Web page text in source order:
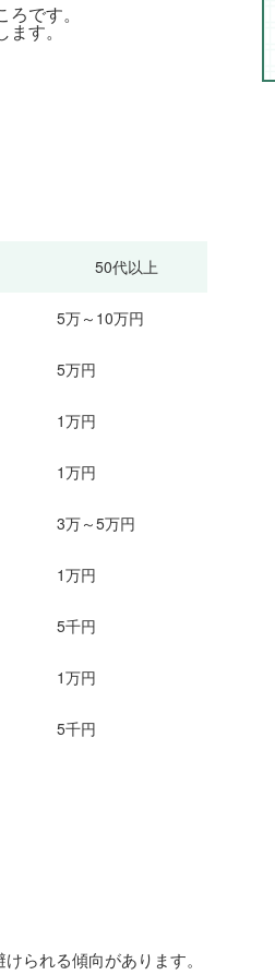
です。
す。
50代以上
5万～10万円
5万円
1万円
1万円
3万～5万円
1万円
5千円
1万円
5千円
られる傾向があります。